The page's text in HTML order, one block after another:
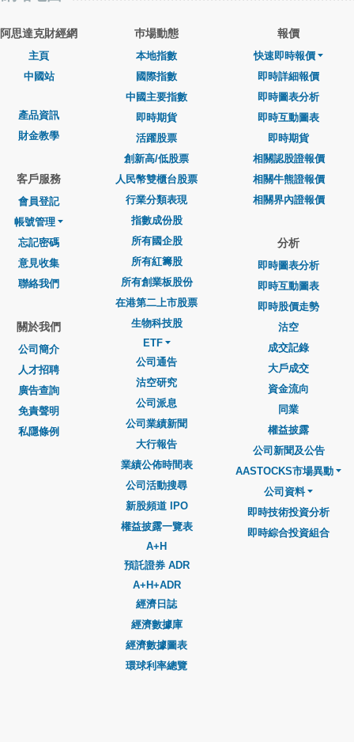
阿思達克財經網
主頁
中國站
產品資訊
財金教學
客戶服務
會員登記
帳號管理
忘記密碼
意見收集
聯絡我們
關於我們
公司簡介
人才招聘
廣告查詢
免責聲明
私隱條例
巿場動態
本地指數
國際指數
中國主要指數
即時期貨
活躍股票
創新高/低股票
人民幣雙櫃台股票
行業分類表現
指數成份股
所有國企股
所有紅籌股
所有創業板股份
在港第二上市股票
生物科技股
ETF
公司通告
沽空研究
公司派息
公司業績新聞
大行報告
業績公佈時間表
公司活動搜尋
新股頻道 IPO
權益披露一覽表
A+H
預託證券 ADR
A+H+ADR
經濟日誌
經濟數據庫
經濟數據圖表
環球利率總覽
報價
快速即時報價
即時詳細報價
即時圖表分析
即時互動圖表
即時期貨
相關認股證報價
相關牛熊證報價
相關界內證報價
分析
即時圖表分析
即時互動圖表
即時股價走勢
沽空
成交記錄
大戶成交
資金流向
同業
權益披露
公司新聞及公告
AASTOCKS市場異動
公司資料
即時技術投資分析
即時綜合投資組合